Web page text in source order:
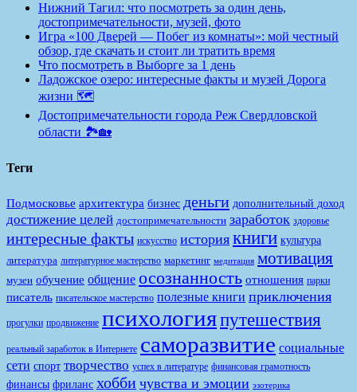
Нижний Тагил: что посмотреть за один день,
достопримечательности, музей, фото
Игра «100 Дверей — Побег из комнаты»: мой честный
обзор, где скачать и стоит ли тратить время
Что посмотреть в Выборге за 1 день
Ладожское озеро: интересные факты и музей Дорога
жизни 🗺️
Достопримечательности города Реж Свердловской
области 🏞️🏡
Теги
Подмосковье архитектура бизнес деньги дополнительный доход
достижение целей достопримечательности заработок здоровье
интересные факты искусство история книги культура
литература литературное мастерство маркетинг медитация мотивация
музеи обучение общение осознанность отношения парки
писатель писательское мастерство полезные книги приключения
прогулки продвижение психологияпутешествия
реальный заработок в Интернете саморазвитие социальные
сети спорт творчество успех в литературе финансовая грамотность
финансы фриланс хобби чувства и эмоции эзотерика